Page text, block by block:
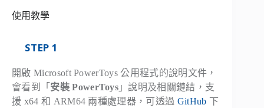
使用教學
STEP 1
開啟 Microsoft PowerToys 公用程式的說明文件，
會看到「 安裝 PowerToys 」說明及相關鏈結，支
援 x64 和 ARM64 兩種處理器，可透過 GitHub 下